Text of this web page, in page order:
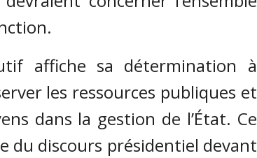
affiche sa détermination à
les ressources publiques et
dans la gestion de l’État. Ce
du discours présidentiel devant